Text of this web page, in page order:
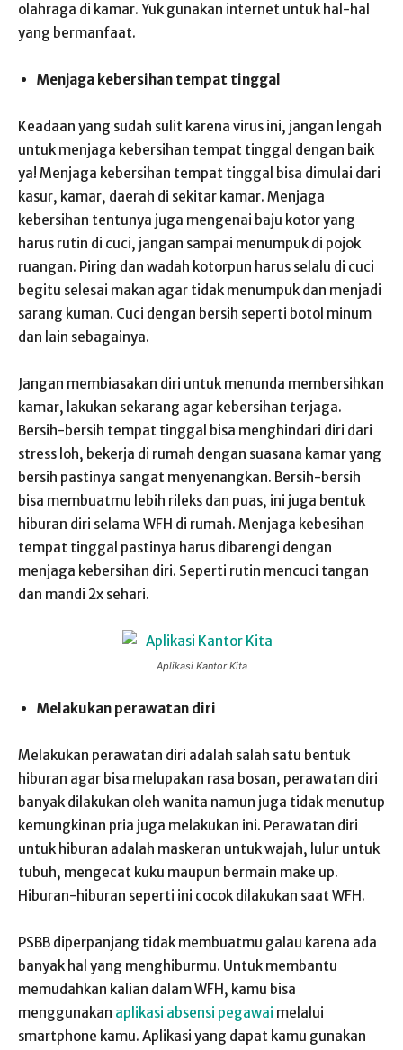
olahraga di kamar. Yuk gunakan internet untuk hal-hal
yang bermanfaat.
Menjaga kebersihan tempat tinggal
Keadaan yang sudah sulit karena virus ini, jangan lengah
untuk menjaga kebersihan tempat tinggal dengan baik
ya! Menjaga kebersihan tempat tinggal bisa dimulai dari
kasur, kamar, daerah di sekitar kamar. Menjaga
kebersihan tentunya juga mengenai baju kotor yang
harus rutin di cuci, jangan sampai menumpuk di pojok
ruangan. Piring dan wadah kotorpun harus selalu di cuci
begitu selesai makan agar tidak menumpuk dan menjadi
sarang kuman. Cuci dengan bersih seperti botol minum
dan lain sebagainya.
Jangan membiasakan diri untuk menunda membersihkan
kamar, lakukan sekarang agar kebersihan terjaga.
Bersih-bersih tempat tinggal bisa menghindari diri dari
stress loh, bekerja di rumah dengan suasana kamar yang
bersih pastinya sangat menyenangkan. Bersih-bersih
bisa membuatmu lebih rileks dan puas, ini juga bentuk
hiburan diri selama WFH di rumah. Menjaga kebesihan
tempat tinggal pastinya harus dibarengi dengan
menjaga kebersihan diri. Seperti rutin mencuci tangan
dan mandi 2x sehari.
Aplikasi Kantor Kita
Melakukan perawatan diri
Melakukan perawatan diri adalah salah satu bentuk
hiburan agar bisa melupakan rasa bosan, perawatan diri
banyak dilakukan oleh wanita namun juga tidak menutup
kemungkinan pria juga melakukan ini. Perawatan diri
untuk hiburan adalah maskeran untuk wajah, lulur untuk
tubuh, mengecat kuku maupun bermain make up.
Hiburan-hiburan seperti ini cocok dilakukan saat WFH.
PSBB diperpanjang tidak membuatmu galau karena ada
banyak hal yang menghiburmu. Untuk membantu
memudahkan kalian dalam WFH, kamu bisa
menggunakan aplikasi absensi pegawai melalui
smartphone kamu. Aplikasi yang dapat kamu gunakan